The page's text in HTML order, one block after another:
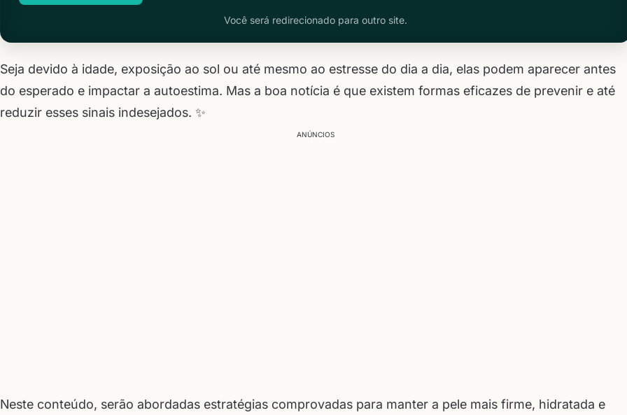
Você será redirecionado para outro site.
Seja devido à idade, exposição ao sol ou até mesmo ao estresse do dia a dia, elas podem aparecer antes
do esperado e impactar a autoestima. Mas a boa notícia é que existem formas eficazes de prevenir e até
reduzir esses sinais indesejados. ✨
ANÚNCIOS
Neste conteúdo, serão abordadas estratégias comprovadas para manter a pele mais firme, hidratada e